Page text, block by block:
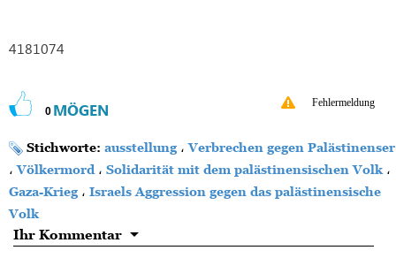
4181074
0 MÖGEN Fehlermeldung
Stichworte: ausstellung ،Verbrechen gegen Palästinenser
،Völkermord ، Solidarität mit dem palästinensischen Volk ،
Gaza-Krieg ، Israels Aggression gegen das palästinensische
Volk
Ihr Kommentar